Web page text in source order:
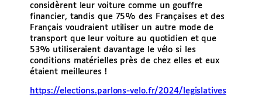
considèrent leur voiture comme un gouffre
financier, tandis que 75% des Françaises et des
Français voudraient utiliser un autre mode de
transport que leur voiture au quotidien et que
53% utiliseraient davantage le vélo si les
conditions matérielles près de chez elles et eux
étaient meilleures !
https://elections.parlons-velo.fr/2024/legislatives